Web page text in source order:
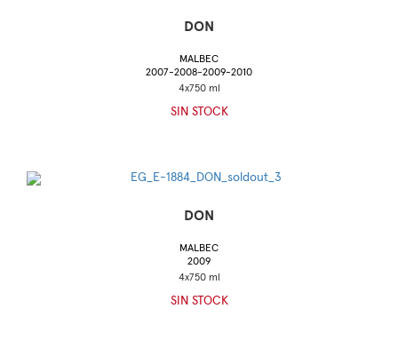
DON
MALBEC
2007-2008-2009-2010
SIN STOCK
DON
MALBEC
2009
SIN STOCK